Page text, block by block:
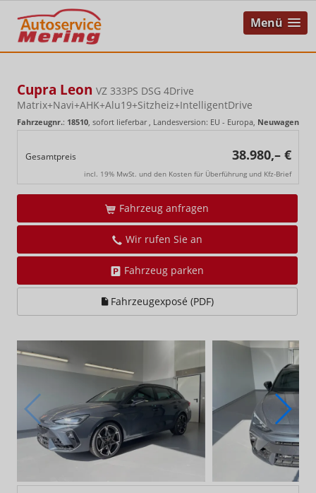
Menü
Cupra Leon VZ 333PS DSG 4Drive
Matrix+Navi+AHK+Alu19+Sitzheiz+IntelligentDrive
Fahrzeugnr.: 18510, sofort lieferbar, Landesversion: EU - Europa, Neuwagen
Gesamtpreis 38.980,– €
incl. 19% MwSt. und den Kosten für Überführung und Kfz-Brief
Fahrzeug anfragen
Wir rufen Sie an
Fahrzeug parken
Fahrzeugexposé (PDF)